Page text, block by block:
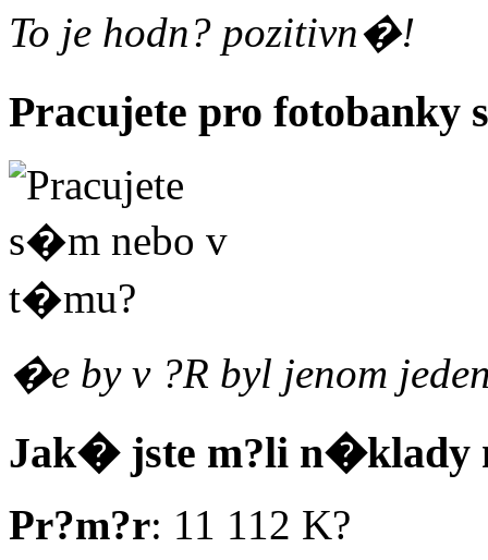
To je hodn? pozitivn�!
Pracujete pro
�e by v ?R byl jenom
Jak� jste m?li n�klady
Pr?m?r: 11 112 K?